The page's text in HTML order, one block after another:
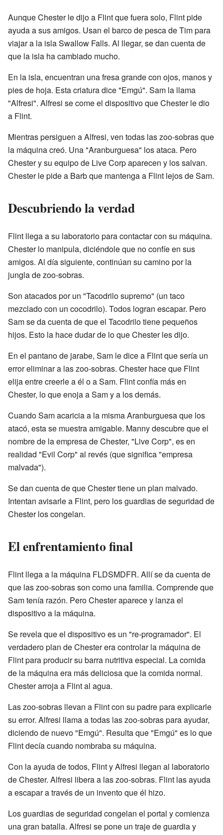
Aunque Chester le dijo a Flint que fuera solo, Flint pide
ayuda a sus amigos. Usan el barco de pesca de Tim para
viajar a la isla Swallow Falls. Al llegar, se dan cuenta de
que la isla ha cambiado mucho.
En la isla, encuentran una fresa grande con ojos, manos y
pies de hoja. Esta criatura dice "Emgú". Sam la llama
"Alfresi". Alfresi se come el dispositivo que Chester le dio
a Flint.
Mientras persiguen a Alfresi, ven todas las zoo-sobras que
la máquina creó. Una "Aranburguesa" los ataca. Pero
Chester y su equipo de Live Corp aparecen y los salvan.
Chester le pide a Barb que mantenga a Flint lejos de Sam.
Descubriendo la verdad
Flint llega a su laboratorio para contactar con su máquina.
Chester lo manipula, diciéndole que no confíe en sus
amigos. Al día siguiente, continúan su camino por la
jungla de zoo-sobras.
Son atacados por un "Tacodrilo supremo" (un taco
mezclado con un cocodrilo). Todos logran escapar. Pero
Sam se da cuenta de que el Tacodrilo tiene pequeños
hijos. Esto la hace dudar de lo que Chester les dijo.
En el pantano de jarabe, Sam le dice a Flint que sería un
error eliminar a las zoo-sobras. Chester hace que Flint
elija entre creerle a él o a Sam. Flint confía más en
Chester, lo que enoja a Sam y a los demás.
Cuando Sam acaricia a la misma Aranburguesa que los
atacó, esta se muestra amigable. Manny descubre que el
nombre de la empresa de Chester, "Live Corp", es en
realidad "Evil Corp" al revés (que significa "empresa
malvada").
Se dan cuenta de que Chester tiene un plan malvado.
Intentan avisarle a Flint, pero los guardias de seguridad de
Chester los congelan.
El enfrentamiento final
Flint llega a la máquina FLDSMDFR. Allí se da cuenta de
que las zoo-sobras son como una familia. Comprende que
Sam tenía razón. Pero Chester aparece y lanza el
dispositivo a la máquina.
Se revela que el dispositivo es un "re-programador". El
verdadero plan de Chester era controlar la máquina de
Flint para producir su barra nutritiva especial. La comida
de la máquina era más deliciosa que la comida normal.
Chester arroja a Flint al agua.
Las zoo-sobras llevan a Flint con su padre para explicarle
su error. Alfresi llama a todas las zoo-sobras para ayudar,
diciendo de nuevo "Emgú". Resulta que "Emgú" es lo que
Flint decía cuando nombraba su máquina.
Con la ayuda de todos, Flint y Alfresi llegan al laboratorio
de Chester. Alfresi libera a las zoo-sobras. Flint las ayuda
a escapar a través de un invento que él hizo.
Los guardias de seguridad congelan el portal y comienza
una gran batalla. Alfresi se pone un traje de guardia y